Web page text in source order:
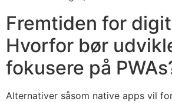
Fremtiden for
Hvorfor bør
fokusere på
Alternativer såsom native apps vil